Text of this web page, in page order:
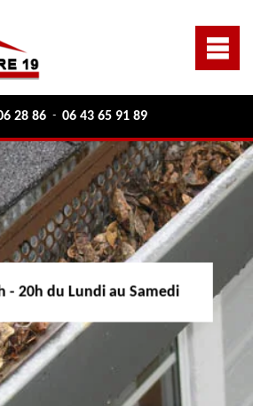
28 86 - 06 43 65 91 89
- 20h du Lundi au Samedi